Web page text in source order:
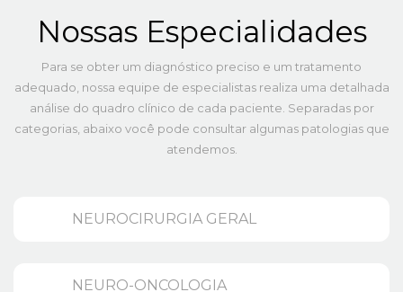
Nossas Especialidades
Para se obter um diagnóstico preciso e um tratamento
adequado, nossa equipe de especialistas realiza uma detalhada
análise do quadro clínico de cada paciente. Separadas por
categorias, abaixo você pode consultar algumas patologias que
atendemos.
NEUROCIRURGIA GERAL
NEURO-ONCOLOGIA